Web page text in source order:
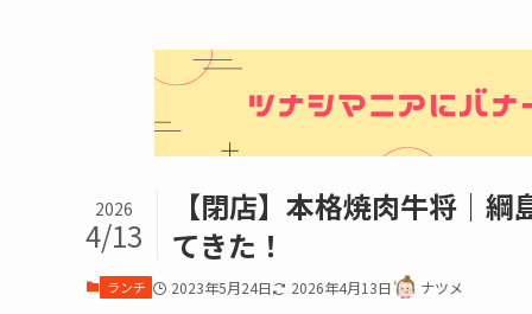
【閉店】本格焼肉牛将｜
てきた！
2026
4/13
ランチ 2023年5月24日 2026年4月13日 ナツメ